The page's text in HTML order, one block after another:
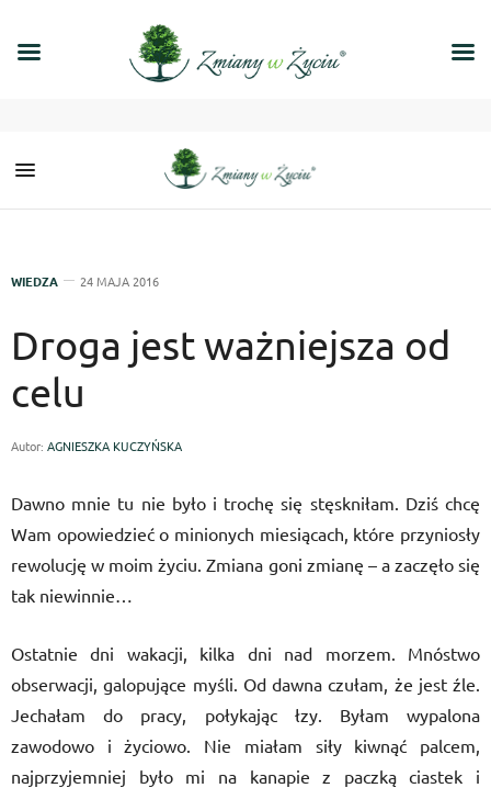
WIEDZA 24 MAJA 2016
Droga jest ważniejsza od
celu
Autor: AGNIESZKA KUCZYŃSKA
Dawno mnie tu nie było i trochę się stęskniłam. Dziś chcę
Wam opowiedzieć o minionych miesiącach, które przyniosły
rewolucję w moim życiu. Zmiana goni zmianę – a zaczęło się
tak niewinnie…
Ostatnie dni wakacji, kilka dni nad morzem. Mnóstwo
obserwacji, galopujące myśli. Od dawna czułam, że jest źle.
Jechałam do pracy, połykając łzy. Byłam wypalona
zawodowo i życiowo. Nie miałam siły kiwnąć palcem,
najprzyjemniej było mi na kanapie z paczką ciastek i